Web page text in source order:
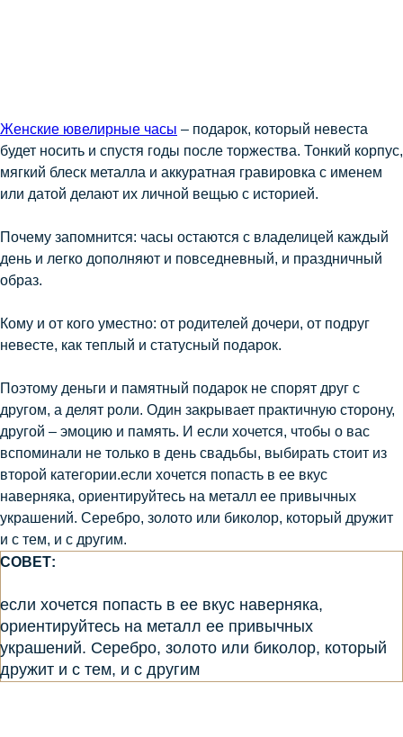
Женские ювелирные часы – подарок, который невеста
будет носить и спустя годы после торжества. Тонкий корпус,
мягкий блеск металла и аккуратная гравировка с именем
или датой делают их личной вещью с историей.
Почему запомнится: часы остаются с владелицей каждый
день и легко дополняют и повседневный, и праздничный
образ.
Кому и от кого уместно: от родителей дочери, от подруг
невесте, как теплый и статусный подарок.
Поэтому деньги и памятный подарок не спорят друг с
другом, а делят роли. Один закрывает практичную сторону,
другой – эмоцию и память. И если хочется, чтобы о вас
вспоминали не только в день свадьбы, выбирать стоит из
второй категории.если хочется попасть в ее вкус
наверняка, ориентируйтесь на металл ее привычных
украшений. Серебро, золото или биколор, который дружит
и с тем, и с другим.
СОВЕТ:
если хочется попасть в ее вкус наверняка,
ориентируйтесь на металл ее привычных
украшений. Серебро, золото или биколор, который
дружит и с тем, и с другим